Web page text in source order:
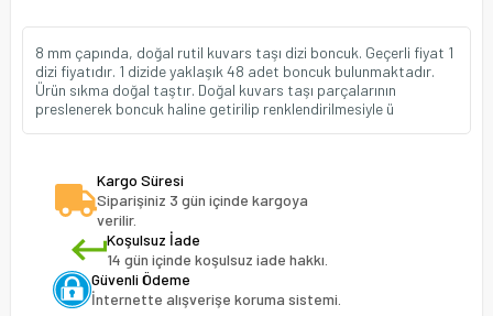
8 mm çapında, doğal rutil kuvars taşı dizi boncuk. Geçerli fiyat 1
dizi fiyatıdır. 1 dizide yaklaşık 48 adet boncuk bulunmaktadır.
Ürün sıkma doğal taştır. Doğal kuvars taşı parçalarının
preslenerek boncuk haline getirilip renklendirilmesiyle ü
Kargo Süresi
Siparişiniz 3 gün içinde kargoya
verilir.
Koşulsuz İade
14 gün içinde koşulsuz iade hakkı.
Güvenli Ödeme
İnternette alışverişe koruma sistemi.